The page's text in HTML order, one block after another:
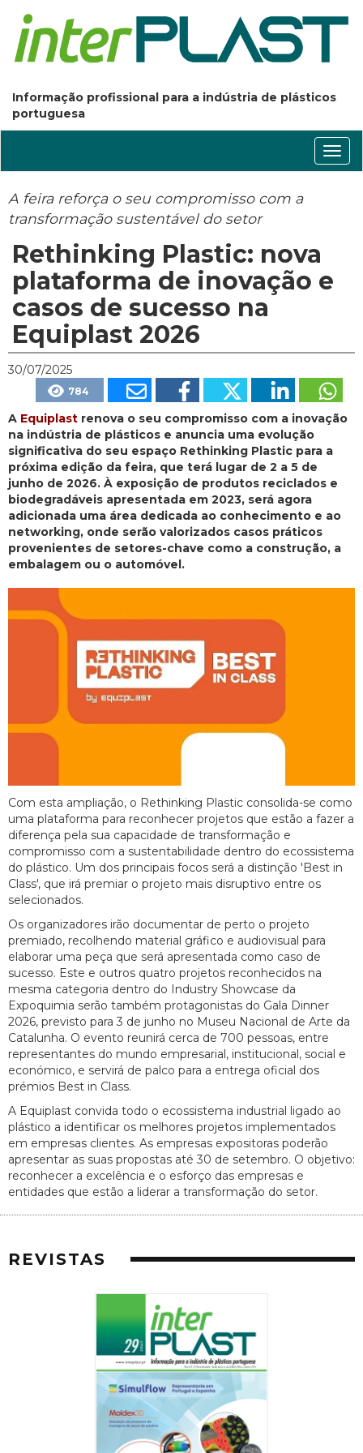
Informação profissional para a indústria de plásticos
portuguesa
A feira reforça o seu compromisso com a
transformação sustentável do setor
Rethinking Plastic: nova
plataforma de inovação e
casos de sucesso na
Equiplast 2026
30/07/2025
784
A Equiplast renova o seu compromisso com a inovação
na indústria de plásticos e anuncia uma evolução
significativa do seu espaço Rethinking Plastic para a
próxima edição da feira, que terá lugar de 2 a 5 de
junho de 2026. À exposição de produtos reciclados e
biodegradáveis apresentada em 2023, será agora
adicionada uma área dedicada ao conhecimento e ao
networking, onde serão valorizados casos práticos
provenientes de setores-chave como a construção, a
embalagem ou o automóvel.
Com esta ampliação, o Rethinking Plastic consolida-se como
uma plataforma para reconhecer projetos que estão a fazer a
diferença pela sua capacidade de transformação e
compromisso com a sustentabilidade dentro do ecossistema
do plástico. Um dos principais focos será a distinção 'Best in
Class', que irá premiar o projeto mais disruptivo entre os
selecionados.
Os organizadores irão documentar de perto o projeto
premiado, recolhendo material gráfico e audiovisual para
elaborar uma peça que será apresentada como caso de
sucesso. Este e outros quatro projetos reconhecidos na
mesma categoria dentro do Industry Showcase da
Expoquimia serão também protagonistas do Gala Dinner
2026, previsto para 3 de junho no Museu Nacional de Arte da
Catalunha. O evento reunirá cerca de 700 pessoas, entre
representantes do mundo empresarial, institucional, social e
económico, e servirá de palco para a entrega oficial dos
prémios Best in Class.
A Equiplast convida todo o ecossistema industrial ligado ao
plástico a identificar os melhores projetos implementados
em empresas clientes. As empresas expositoras poderão
apresentar as suas propostas até 30 de setembro. O objetivo:
reconhecer a excelência e o esforço das empresas e
entidades que estão a liderar a transformação do setor.
REVISTAS